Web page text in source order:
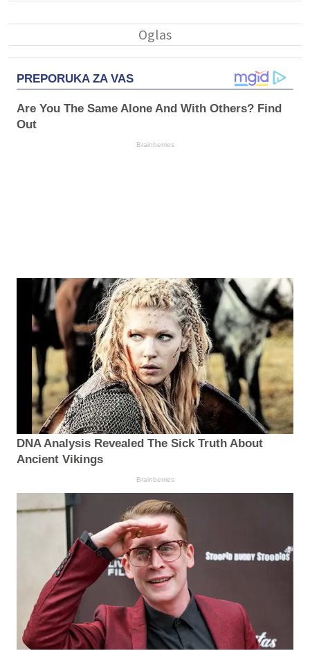
PREPORUKA ZA VAS
Are You The Same Alone And With Others? Find
Out
Brainberries
DNA Analysis Revealed The Sick Truth About
Ancient Vikings
Brainberries